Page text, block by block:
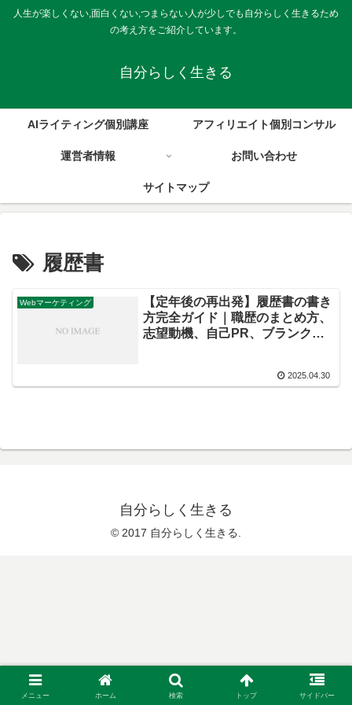
人生が楽しくない,面白くない,つまらない人が少しでも自分らしく生きるため
の考え方をご紹介しています。
自分らしく生きる
AIライティング個別講座 アフィリエイト個別コンサル
運営者情報 お問い合わせ
サイトマップ
履歴書
Webマーケティング
【定年後の再出発】履歴書の書き
方完全ガイド｜職歴のまとめ方、
志望動機、自己PR、ブランクの
2025.04.30
自分らしく生きる
© 2017 自分らしく生きる.
メニュー ホーム 検索 トップ サイドバー